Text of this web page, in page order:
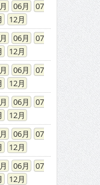
06
07
12
06
07
12
06
07
12
06
07
12
06
07
12
06
07
12